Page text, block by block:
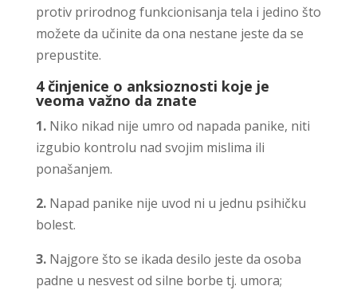
protiv prirodnog funkcionisanja tela i jedino što
možete da učinite da ona nestane jeste da se
prepustite.
4 činjenice o anksioznosti koje je
veoma važno da znate
1.Niko nikad nije umro od napada panike, niti
izgubio kontrolu nad svojim mislima ili
ponašanjem.
2.Napad panike nije uvod ni u jednu psihičku
bolest.
3.Najgore što se ikada desilo jeste da osoba
padne u nesvest od silne borbe tj. umora;